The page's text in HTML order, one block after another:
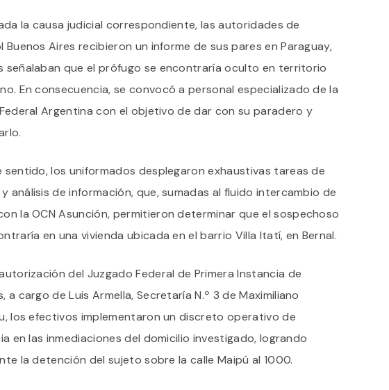
la causa judicial correspondiente, las autoridades de
Buenos Aires recibieron un informe de sus pares en Paraguay,
señalaban que el prófugo se encontraría oculto en territorio
En consecuencia, se convocó a personal especializado de la
Federal Argentina con el objetivo de dar con su paradero y
sentido, los uniformados desplegaron exhaustivas tareas de
análisis de información, que, sumadas al fluido intercambio de
la OCN Asunción, permitieron determinar que el sospechoso
en una vivienda ubicada en el barrio Villa Itatí, en Bernal.
del Juzgado Federal de Primera Instancia de
a cargo de Luis Armella, Secretaría N.º 3 de Maximiliano
los efectivos implementaron un discreto operativo de
en las inmediaciones del domicilio investigado, logrando
la detención del sujeto sobre la calle Maipú al 1000.